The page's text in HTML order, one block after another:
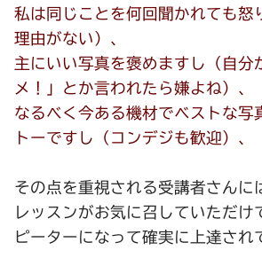
私は同じことを何回聞かれても怒
理由がない）、
主にいい写真を褒めますし（自分
メ！」とか言われたら嫌よね）、
なるべく今ある機材でベストな写
トーですし（コンデジも歓迎）、
その点を重視される受講者さんに
レッスンがお気に召していただけ
ピーターになって確実に上達され